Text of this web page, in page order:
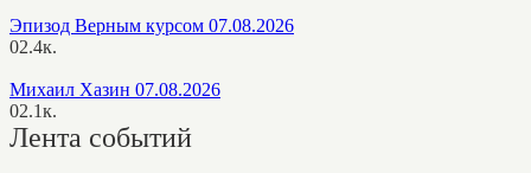
Эпизод Верным курсом 07.08.2026
02.4к.
Михаил Хазин 07.08.2026
02.1к.
Лента событий